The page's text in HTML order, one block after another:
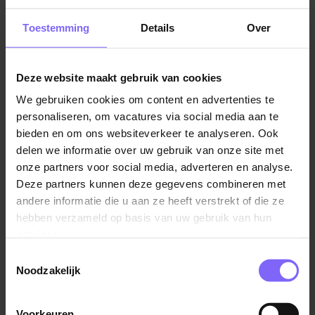
Toestemming Details Over
Deze website maakt gebruik van cookies
We gebruiken cookies om content en advertenties te
personaliseren, om vacatures via social media aan te
bieden en om ons websiteverkeer te analyseren. Ook
delen we informatie over uw gebruik van onze site met
onze partners voor social media, adverteren en analyse.
Deze partners kunnen deze gegevens combineren met
andere informatie die u aan ze heeft verstrekt of die ze
hebben verzameld op basis van uw gebruik van hun
Noodzakelijk
OutSystems platform, including legacy
environments, current usage, and the transition
OutSystems in our organization;
Set and enforce architecture principles, coding
standards, and governance for OutSystems
development;
Guide and coach developers in the OutSystems
Platform Team and the wider community of
OutSystems developers in product teams;
Act as architectural authority for platform decisions,
Ensure OutSystems is used intentionally when it is
MuleSoft, Azure) are a better fit;